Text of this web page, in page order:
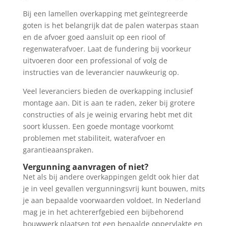
Bij een lamellen overkapping met geïntegreerde
goten is het belangrijk dat de palen waterpas staan
en de afvoer goed aansluit op een riool of
regenwaterafvoer. Laat de fundering bij voorkeur
uitvoeren door een professional of volg de
instructies van de leverancier nauwkeurig op.
Veel leveranciers bieden de overkapping inclusief
montage aan. Dit is aan te raden, zeker bij grotere
constructies of als je weinig ervaring hebt met dit
soort klussen. Een goede montage voorkomt
problemen met stabiliteit, waterafvoer en
garantieaanspraken.
Vergunning aanvragen of niet?
Net als bij andere overkappingen geldt ook hier dat
je in veel gevallen vergunningsvrij kunt bouwen, mits
je aan bepaalde voorwaarden voldoet. In Nederland
mag je in het achtererfgebied een bijbehorend
bouwwerk plaatsen tot een bepaalde oppervlakte en